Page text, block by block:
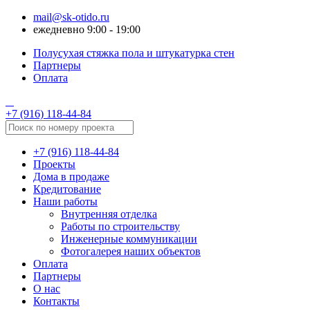
mail@sk-otido.ru
ежедневно 9:00 - 19:00
Полусухая стяжка пола и штукатурка стен
Партнеры
Оплата
+7 (916) 118-44-84
+7 (916) 118-44-84
Проекты
Дома в продаже
Кредитование
Наши работы
Внутренняя отделка
Работы по строительству
Инженерные коммуникации
Фотогалерея наших объектов
Оплата
Партнеры
О нас
Контакты